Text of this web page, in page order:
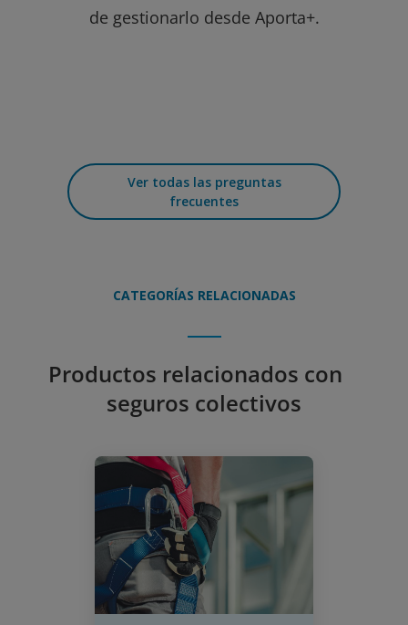
de gestionarlo desde Aporta+.
Ver todas las preguntas
frecuentes
CATEGORÍAS RELACIONADAS
Productos relacionados con
seguros colectivos